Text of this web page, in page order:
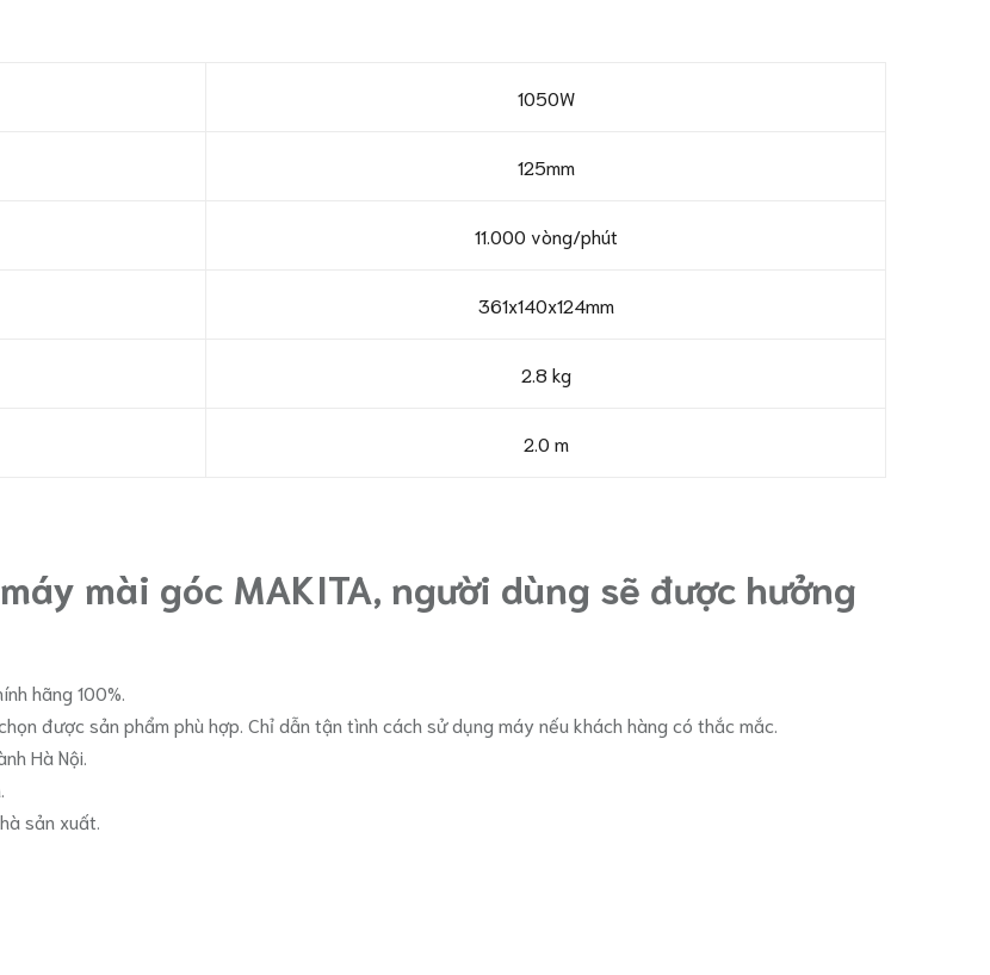
1050W
125mm
11.000 vòng/phút
361x140x124mm
2.8 kg
2.0 m
mài góc MAKITA, người dùng sẽ được hưởng
hãng 100%.
được sản phẩm phù hợp. Chỉ dẫn tận tình cách sử dụng máy nếu khách hàng có thắc mắc.
Hà Nội.
sản xuất.